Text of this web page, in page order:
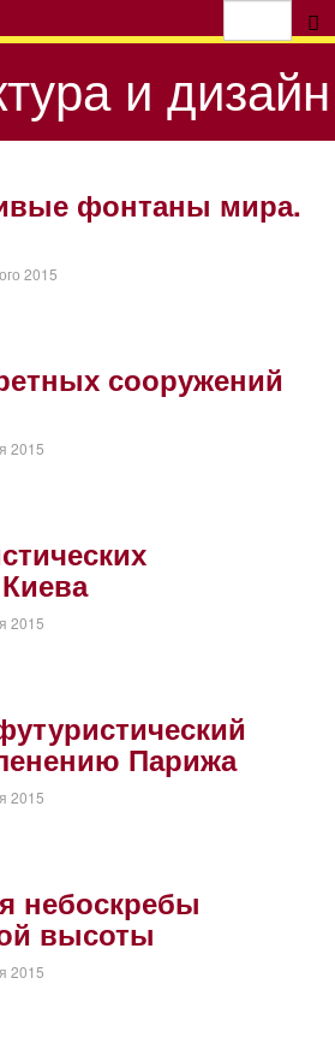
и дизайн
фонтаны мира.
2015
сооружений
2015
2015
Парижа
2015
небоскребы
высоты
2015